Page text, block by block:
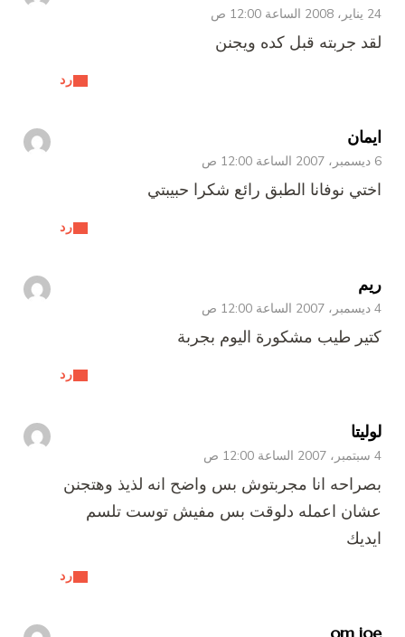
24 يناير، 2008 الساعة 12:00 ص
رد
لقد جربته قبل كده ويجنن
ايمان
6 ديسمبر، 2007 الساعة 12:00 ص
رد
اختي نوفانا الطبق رائع شكرا حبيبتي
ريم
4 ديسمبر، 2007 الساعة 12:00 ص
رد
كتير طيب مشكورة اليوم بجربة
لوليتا
4 سبتمبر، 2007 الساعة 12:00 ص
رد
بصراحه انا مجربتوش بس واضح انه لذيذ وهتجنن
عشان اعمله دلوقت بس مفيش توست تلسم
ايديك